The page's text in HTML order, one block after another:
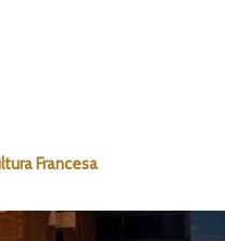
Francesa